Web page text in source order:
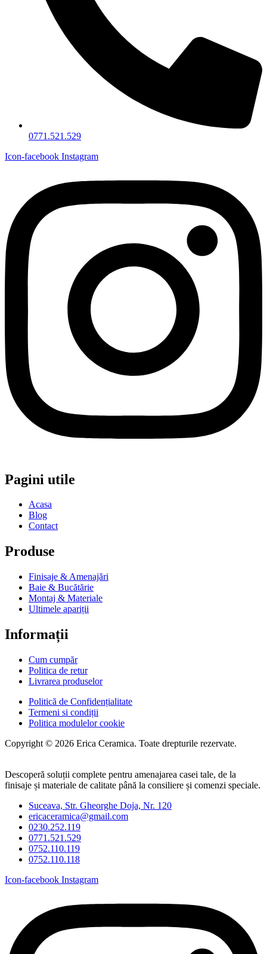
0771.521.529
Icon-facebook Instagram
Pagini utile
Acasa
Blog
Contact
Produse
Finisaje & Amenajări
Baie & Bucătărie
Montaj & Materiale
Ultimele apariții
Informații
Cum cumpăr
Politica de retur
Livrarea produselor
Politică de Confidențialitate
Termeni si condiții
Politica modulelor cookie
Copyright © 2026 Erica Ceramica. Toate drepturile rezervate.
Descoperă soluții complete pentru amenajarea casei tale, de la
finisaje și materiale de calitate până la consiliere și comenzi speciale.
Suceava, Str. Gheorghe Doja, Nr. 120
ericaceramica@gmail.com
0230.252.119
0771.521.529
0752.110.119
0752.110.118
Icon-facebook Instagram